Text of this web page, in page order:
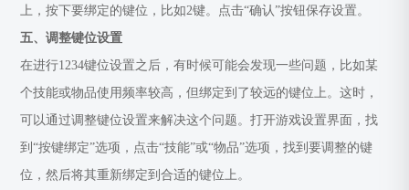
上，按下要绑定的键位，比如2键。点击“确认”按钮保存设置。
五、调整键位设置
在进行1234键位设置之后，有时候可能会发现一些问题，比如某
个技能或物品使用频率较高，但绑定到了较远的键位上。这时，
可以通过调整键位设置来解决这个问题。打开游戏设置界面，找
到“按键绑定”选项，点击“技能”或“物品”选项，找到要调整的键
位，然后将其重新绑定到合适的键位上。